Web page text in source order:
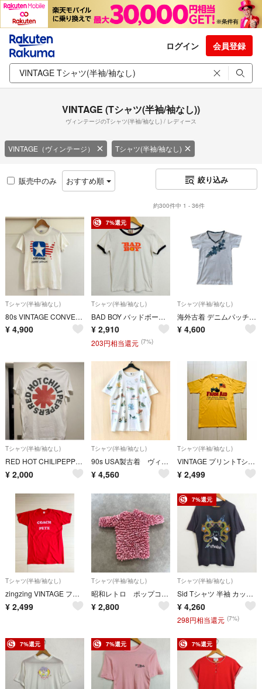
ログイン 会員登録
VINTAGE (Tシャツ(半袖/袖なし))
ヴィンテージのTシャツ(半袖/袖なし) / レディース
VINTAGE（ヴィンテージ） Tシャツ(半袖/袖なし)
販売中のみ おすすめ順 絞り込み
約300件中 1 - 36件
Tシャツ(半袖/袖なし)
80s VINTAGE CONVERSE TEE DEUXIEME CLASSE
¥ 4,900
7%還元
Tシャツ(半袖/袖なし)
BAD BOY バッドボーイ リンガー Tシャツ 半袖 センターロゴ バックプリント ナンバリング 82 コットン Y2K 平成 ギャル 古着 VINTAGE ホワイト S G711
¥ 2,910
203円相当還元 (7%)
Tシャツ(半袖/袖なし)
海外古着 デニムパッチワーク 半袖カットソー ホワイト y2k
¥ 4,600
Tシャツ(半袖/袖なし)
RED HOT CHILIPEPPERS Tシャツ レッドホットチリペッパーズ レッチリ
¥ 2,000
Tシャツ(半袖/袖なし)
90s USA製古着 ヴィンテージ グラフィックTシャツ パンプス ミュール
¥ 4,560
Tシャツ(半袖/袖なし)
VINTAGE プリントTシャツ イエロー
¥ 2,499
Tシャツ(半袖/袖なし)
zingzing VINTAGE フロッキープリントTシャツ レッド
¥ 2,499
Tシャツ(半袖/袖なし)
昭和レトロ ポップコーン 半袖カットソー 伸縮素材 ピンク フリーサイズ
¥ 2,800
7%還元
Tシャツ(半袖/袖なし)
Sid Tシャツ 半袖 カットソー ドラゴン 陰陽 両面 プリント タイ クルーネック コットン ブラック 古着 VINTAGE L C204
¥ 4,260
298円相当還元 (7%)
7%還元 7%還元 7%還元